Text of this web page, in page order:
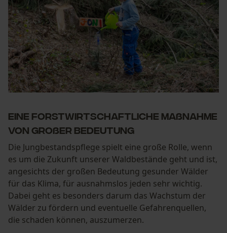
Eine forstwirtschaftliche Maßnahme
von großer Bedeutung
Die Jungbestandspflege spielt eine große Rolle, wenn
es um die Zukunft unserer Waldbestände geht und ist,
angesichts der großen Bedeutung gesunder Wälder
für das Klima, für ausnahmslos jeden sehr wichtig.
Dabei geht es besonders darum das Wachstum der
Wälder zu fördern und eventuelle Gefahrenquellen,
die schaden können, auszumerzen.